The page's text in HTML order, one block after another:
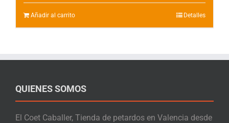
Añadir al carrito Detalles
QUIENES SOMOS
El Coet Caballer, Tienda de petardos en Valencia desde